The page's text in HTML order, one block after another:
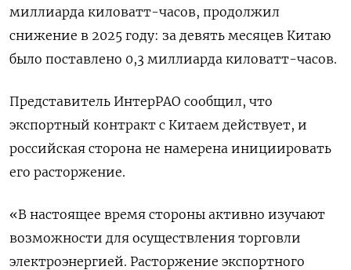
миллиарда киловатт-часов, продолжил
снижение в 2025 году: за девять месяцев Китаю
было поставлено 0,3 миллиарда киловатт-часов.
Представитель ИнтерРАО сообщил, что
экспортный контракт с Китаем действует, и
российская сторона не намерена ‍инициировать
его расторжение.
«В настоящее ‍время стороны активно изучают
возможности для осуществления торговли
электроэнергией. Расторжение экспортного